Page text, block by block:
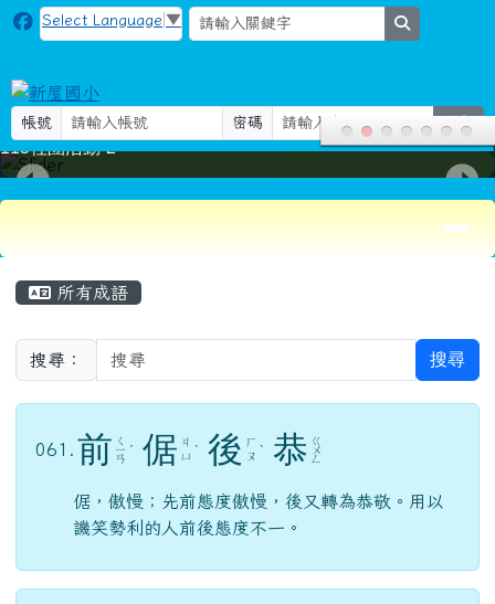
跳至主內容區
新屋國小
Select Language ▼
帳號 密碼 登入
115社團活動-2
所有成語
搜尋： 搜尋
061. 前 ㄑ
ㄧ
ㄢ
ˊ 倨 ㄐ
ㄩ ˋ 後 ㄏ
ㄡ ˋ 恭 ㄍ
ㄨ
ㄥ
倨，傲慢；先前態度傲慢，後又轉為恭敬。用以
譏笑勢利的人前後態度不一。